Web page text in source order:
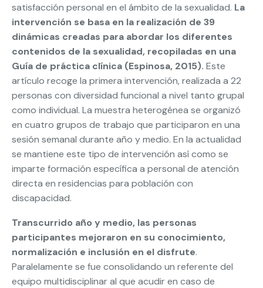
satisfacción personal en el ámbito de la sexualidad. La
intervención se basa en la realización de 39
dinámicas creadas para abordar los diferentes
contenidos de la sexualidad, recopiladas en una
Guía de práctica clínica (Espinosa, 2015). Este
artículo recoge la primera intervención, realizada a 22
personas con diversidad funcional a nivel tanto grupal
como individual. La muestra heterogénea se organizó
en cuatro grupos de trabajo que participaron en una
sesión semanal durante año y medio. En la actualidad
se mantiene este tipo de intervención así como se
imparte formación específica a personal de atención
directa en residencias para población con
discapacidad.
Transcurrido año y medio, las personas
participantes mejoraron en su conocimiento,
normalización e inclusión en el disfrute.
Paralelamente se fue consolidando un referente del
equipo multidisciplinar al que acudir en caso de